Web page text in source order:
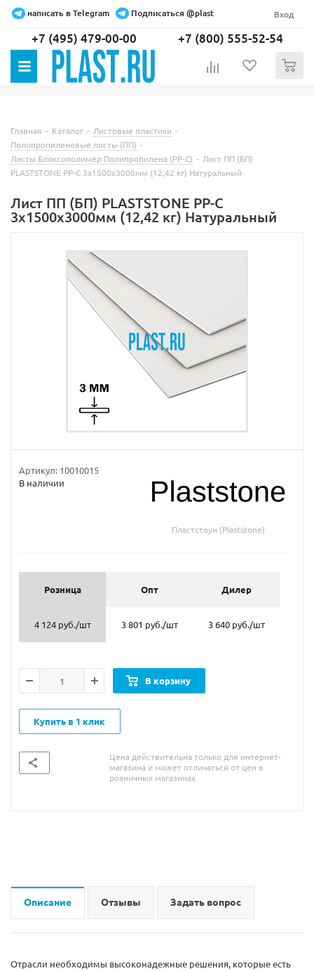
написать в Telegram Подписаться @plast Вход
+7 (495) 479-00-00 +7 (800) 555-52-54
Главная - Каталог - Листовые пластики -
Полипропиленовые листы (ПП) -
Листы Блоксополимер Полипропилена (РР-С) - Лист ПП (БП)
PLASTSTONE PP-C 3х1500х3000мм (12,42 кг) Натуральный
Лист ПП (БП) PLASTSTONE PP-C
3х1500х3000мм (12,42 кг) Натуральный
Артикул: 10010015
В наличии
Пластстоун (Plaststone)
Розница Опт Дилер
4 124 руб./шт 3 801 руб./шт 3 640 руб./шт
В корзину
Купить в 1 клик
Цена действительна только для интернет-
магазина и может отличаться от цен в
розничных магазинах
Описание Отзывы Задать вопрос
Отрасли необходимы высоконадежные решения, которые есть